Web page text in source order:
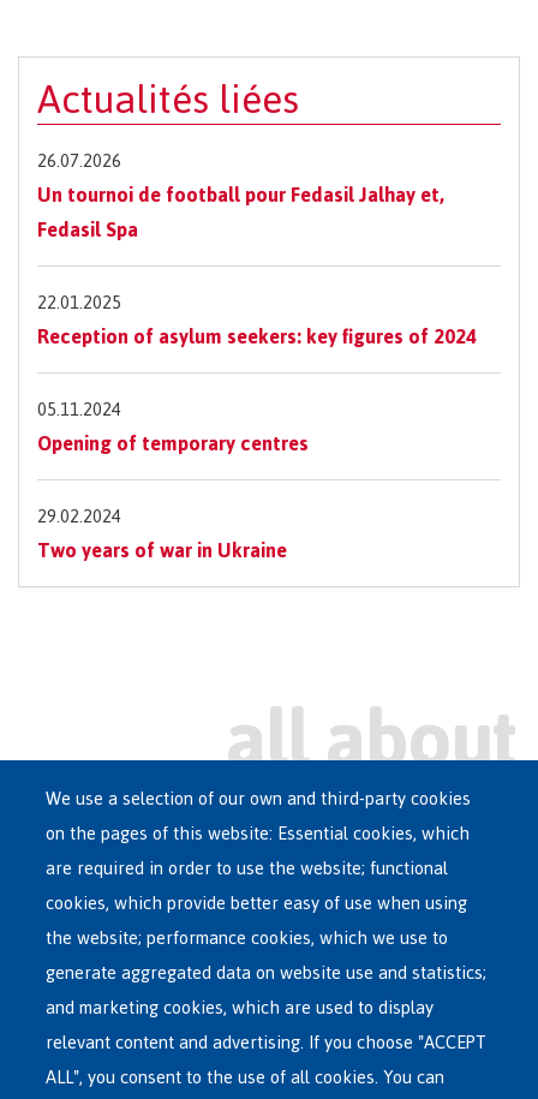
Actualités liées
26.07.2026
Un tournoi de football pour Fedasil Jalhay et,
Fedasil Spa
22.01.2025
Reception of asylum seekers: key figures of 2024
05.11.2024
Opening of temporary centres
29.02.2024
Two years of war in Ukraine
Main
menu
ASYLUM IN BELGIUM
RECEPTION CENTRES
VOLUNTARY RETURN
INTERNATIONAL
ABOUT FEDASIL
We use a selection of our own and third-party cookies
on the pages of this website: Essential cookies, which
are required in order to use the website; functional
cookies, which provide better easy of use when using
the website; performance cookies, which we use to
generate aggregated data on website use and statistics;
and marketing cookies, which are used to display
relevant content and advertising. If you choose "ACCEPT
ALL", you consent to the use of all cookies. You can